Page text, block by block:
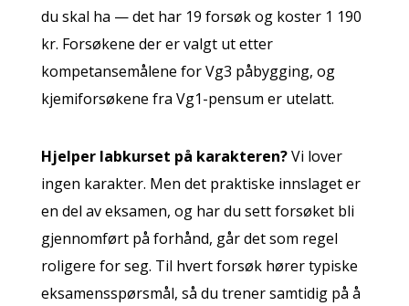
du skal ha — det har 19 forsøk og koster 1 190
kr. Forsøkene der er valgt ut etter
kompetansemålene for Vg3 påbygging, og
kjemiforsøkene fra Vg1-pensum er utelatt.
Hjelper labkurset på karakteren?Vi lover
ingen karakter. Men det praktiske innslaget er
en del av eksamen, og har du sett forsøket bli
gjennomført på forhånd, går det som regel
roligere for seg. Til hvert forsøk hører typiske
eksamensspørsmål, så du trener samtidig på å